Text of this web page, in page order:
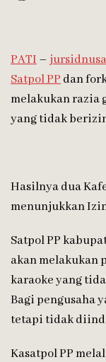
PATI –
Satpol PP dan
melakukan razia
yang tidak
Hasilnya dua
menunjukkan
Satpol PP
akan melakukan
karaoke yang
Bagi pengusaha
tetapi tidak
Kasatpol PP